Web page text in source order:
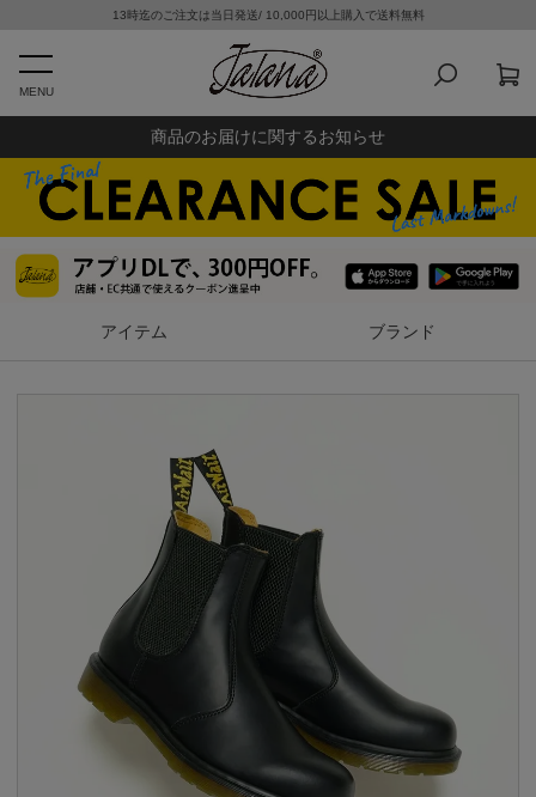
13時迄のご注文は当日発送/ 10,000円以上購入で送料無料
MENU
商品のお届けに関するお知らせ
アイテム ブランド